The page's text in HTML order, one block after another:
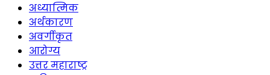
अध्यात्मिक
अर्थकारण
अवर्गीकृत
आरोग्य
उत्तर महाराष्ट्र